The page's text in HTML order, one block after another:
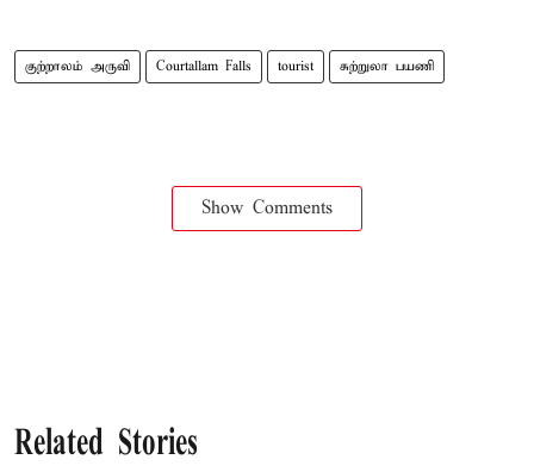
குற்றாலம் அருவி Courtallam Falls tourist சுற்றுலா பயணி
Show Comments
Related Stories